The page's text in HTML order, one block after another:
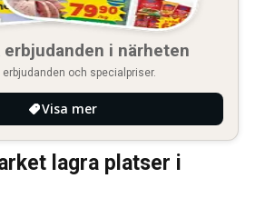
erbjudanden i närheten
erbjudanden och specialpriser.
Visa mer
lagra platser i